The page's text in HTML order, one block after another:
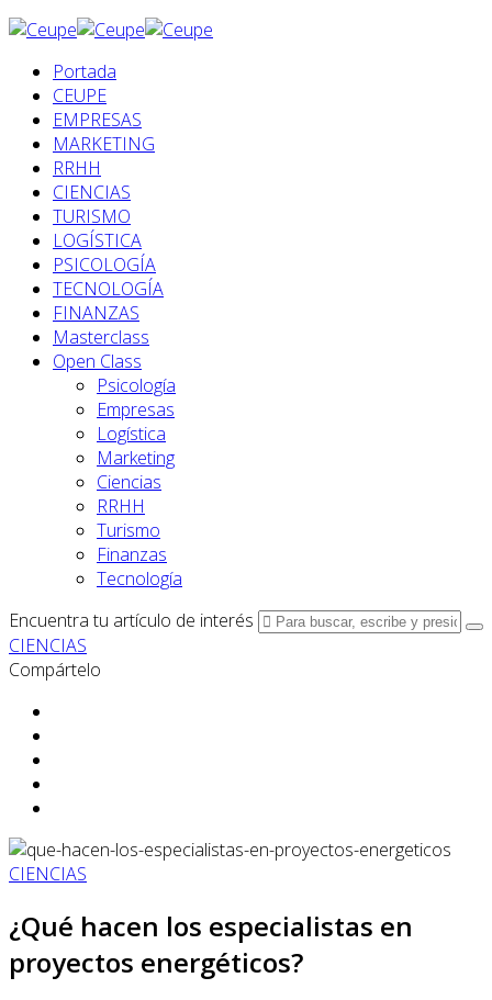
Portada
CEUPE
EMPRESAS
MARKETING
RRHH
CIENCIAS
TURISMO
LOGÍSTICA
PSICOLOGÍA
TECNOLOGÍA
FINANZAS
Masterclass
Open Class
Psicología
Empresas
Logística
Marketing
Ciencias
RRHH
Turismo
Finanzas
Tecnología
Encuentra tu artículo de interés
CIENCIAS
Compártelo
CIENCIAS
¿Qué hacen los especialistas en
proyectos energéticos?